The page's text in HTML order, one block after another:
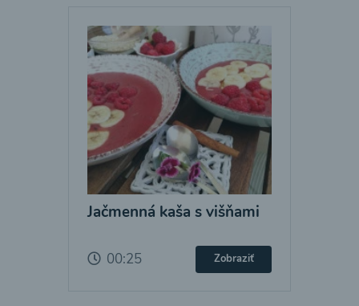
Jačmenná kaša s višňami
00:25 Zobraziť